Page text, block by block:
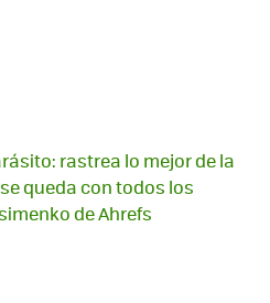
rastrea lo mejor de la
queda con todos los
de Ahrefs